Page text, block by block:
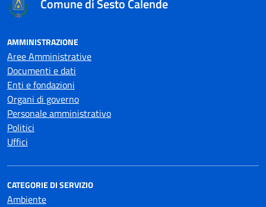
Comune di Sesto Calende
AMMINISTRAZIONE
Aree Amministrative
Documenti e dati
Enti e fondazioni
Organi di governo
Personale amministrativo
Politici
Uffici
CATEGORIE DI SERVIZIO
Ambiente